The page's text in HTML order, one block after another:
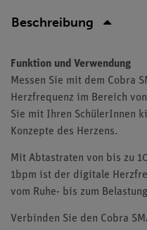
Beschreibung
Funktion und Verwendung
Messen Sie mit dem Cobra
Herzfrequenz im Bereich
Sie mit Ihren SchülerInnen
Konzepte des Herzens.
Mit Abtastraten von bis zu
1bpm ist der digitale
vom Ruhe- bis zum
Verbinden Sie den Cobra